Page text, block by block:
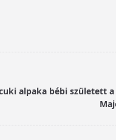
alpaka bébi született